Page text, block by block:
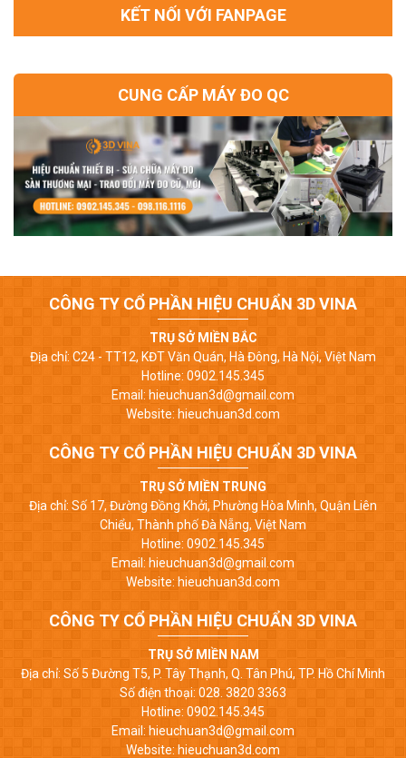
KẾT NỐI VỚI FANPAGE
CUNG CẤP MÁY ĐO QC
CÔNG TY CỔ PHẦN HIỆU CHUẨN 3D VINA
TRỤ SỞ MIỀN BẮC
Địa chỉ: C24 - TT12, KĐT Văn Quán, Hà Đông, Hà Nội, Việt Nam
Hotline: 0902.145.345
Email: hieuchuan3d@gmail.com
Website: hieuchuan3d.com
CÔNG TY CỔ PHẦN HIỆU CHUẨN 3D VINA
TRỤ SỞ MIỀN TRUNG
Địa chỉ: Số 17, Đường Đồng Khởi, Phường Hòa Minh, Quận Liên
Chiểu, Thành phố Đà Nẵng, Việt Nam
Hotline: 0902.145.345
Email: hieuchuan3d@gmail.com
Website: hieuchuan3d.com
CÔNG TY CỔ PHẦN HIỆU CHUẨN 3D VINA
TRỤ SỞ MIỀN NAM
Địa chỉ: Số 5 Đường T5, P. Tây Thạnh, Q. Tân Phú, TP. Hồ Chí Minh
Số điện thoại: 028. 3820 3363
Hotline: 0902.145.345
Email: hieuchuan3d@gmail.com
Website: hieuchuan3d.com